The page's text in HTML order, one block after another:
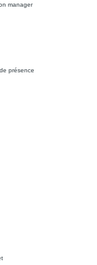
manager
présence